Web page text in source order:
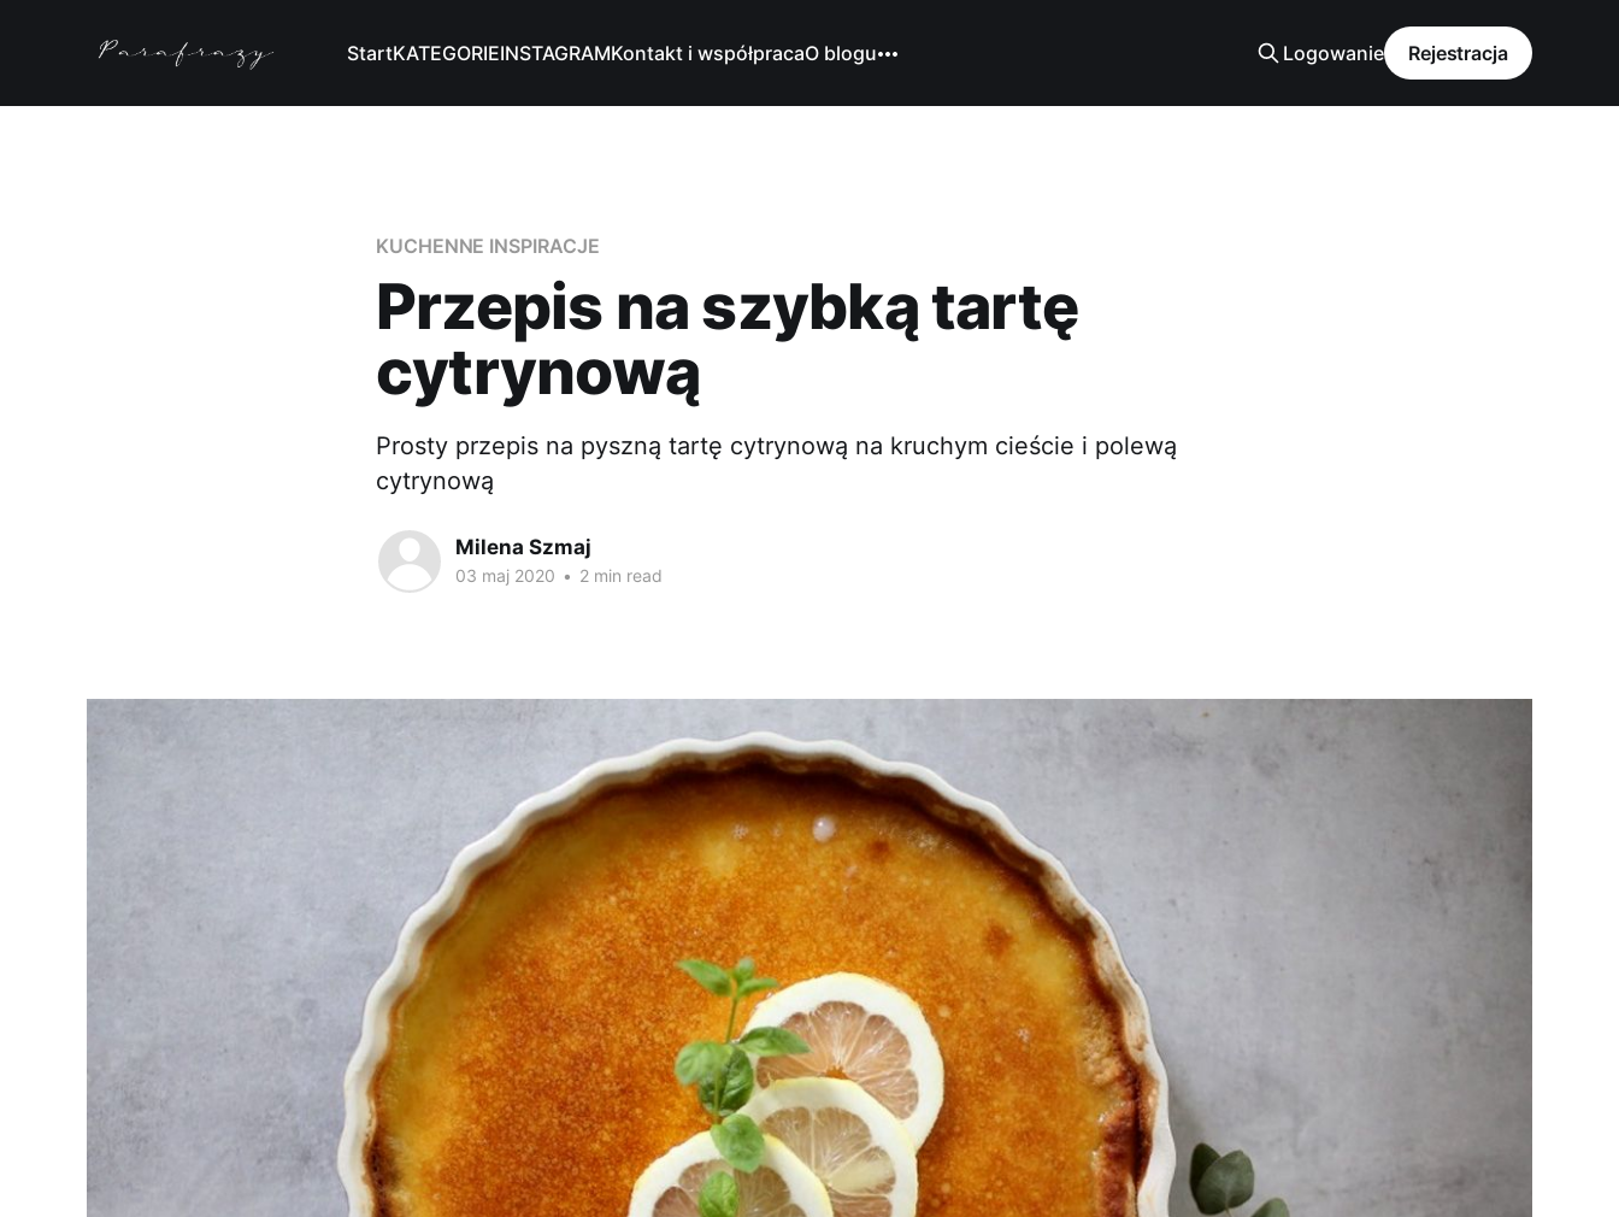
StartKATEGORIEINSTAGRAMKontakt i współpracaO blogu Logowanie Rejestracja
KUCHENNE INSPIRACJE
Przepis na szybką tartę
cytrynową
Prosty przepis na pyszną tartę cytrynową na kruchym cieście i polewą
cytrynową
Milena Szmaj
03 maj 2020 • 2 min read